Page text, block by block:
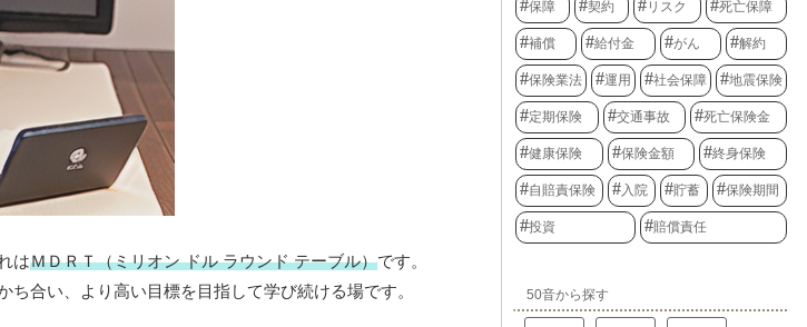
はＭＤＲＴ（ミリオン ドル ラウンド テーブル）です。
合い、より高い目標を目指して学び続ける場です。
保障 契約 リスク 死亡保障
補償 給付金 がん 解約
保険業法 運用 社会保障 地震保険
定期保険 交通事故 死亡保険金
健康保険 保険金額 終身保険
自賠責保険 入院 貯蓄 保険期間
投資 賠償責任
50音から探す